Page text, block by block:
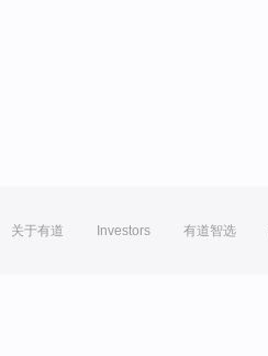
关于有道 Investors 有道智选